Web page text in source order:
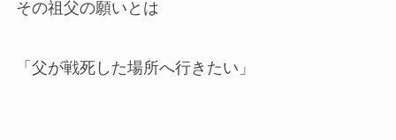
その祖父の願いとは
「父が戦死した場所へ行きたい」